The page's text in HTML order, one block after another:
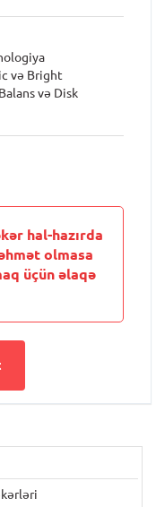
və Bright
və Disk
hal-hazırda
olmasa
üçün əlaqə